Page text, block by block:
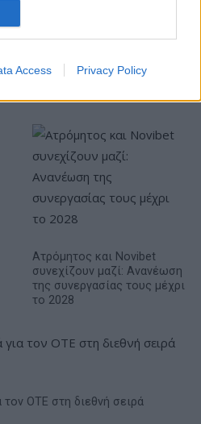
Access Privacy Policy
Ατρόμητος και Novibet
συνεχίζουν μαζί: Ανανέωση
της συνεργασίας τους μέχρι
το 2028
τον ΟΤΕ στη διεθνή σειρά